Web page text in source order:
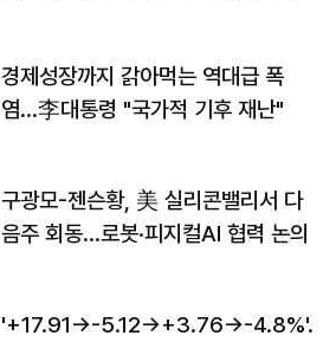
경제성장까지 갉아먹는 역대급 폭
염…李대통령 "국가적 기후 재난"
구광모-젠슨황, 美 실리콘밸리서 다
음주 회동…로봇·피지컬AI 협력 논의
'+17.91→-5.12→+3.76→-4.8%'…'